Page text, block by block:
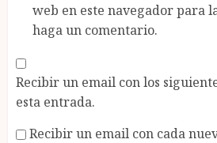
web en este navegador para
haga un comentario.
Recibir un email con los
esta entrada.
Recibir un email con cada